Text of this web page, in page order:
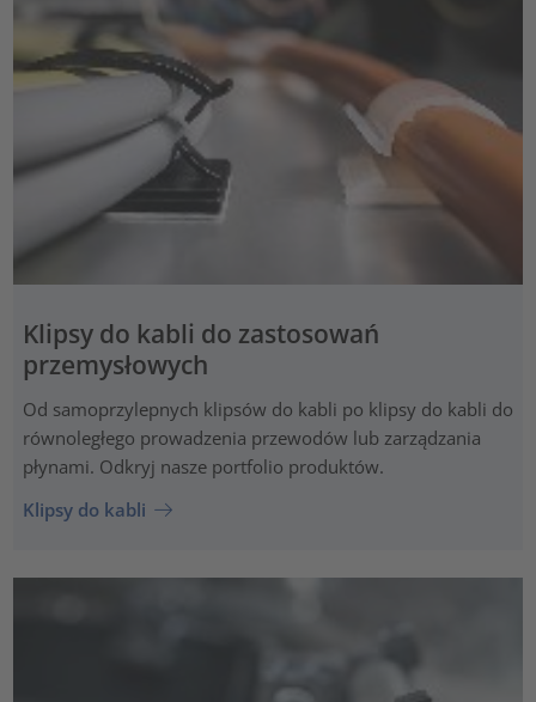
Klipsy do kabli do zastosowań
przemysłowych
Od samoprzylepnych klipsów do kabli po klipsy do kabli do
równoległego prowadzenia przewodów lub zarządzania
płynami. Odkryj nasze portfolio produktów.
Klipsy do kabli